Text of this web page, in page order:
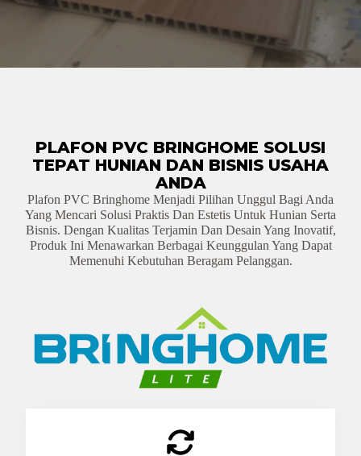
PLAFON PVC BRINGHOME SOLUSI
TEPAT HUNIAN DAN BISNIS USAHA
ANDA
Plafon PVC Bringhome Menjadi Pilihan Unggul Bagi Anda
Yang Mencari Solusi Praktis Dan Estetis Untuk Hunian Serta
Bisnis. Dengan Kualitas Terjamin Dan Desain Yang Inovatif,
Produk Ini Menawarkan Berbagai Keunggulan Yang Dapat
Memenuhi Kebutuhan Beragam Pelanggan.